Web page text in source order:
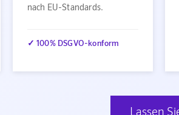
nach EU-Standards.
✓ 100% DSGVO-konform
Lassen